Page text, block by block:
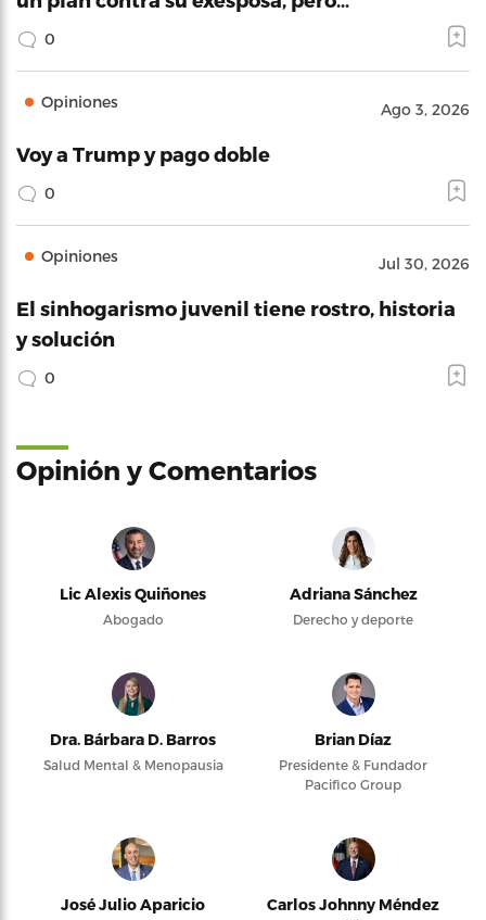
0
Opiniones Ago 3, 2026
Voy a Trump y pago doble
0
Opiniones Jul 30, 2026
El sinhogarismo juvenil tiene rostro, historia
y solución
0
Opinión y Comentarios
Lic Alexis Quiñones
Abogado
Adriana Sánchez
Derecho y deporte
Dra. Bárbara D. Barros
Salud Mental & Menopausia
Brian Díaz
Presidente & Fundador
Pacifico Group
José Julio Aparicio
Carlos Johnny Méndez